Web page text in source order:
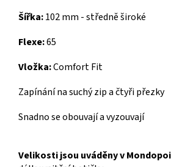
Šířka:102 mm - středně široké
Flexe:65
Vložka:Comfort Fit
Zapínání na suchý zip a čtyři přezky
Snadno se obouvají a vyzouvají
Velikosti jsou uváděny v